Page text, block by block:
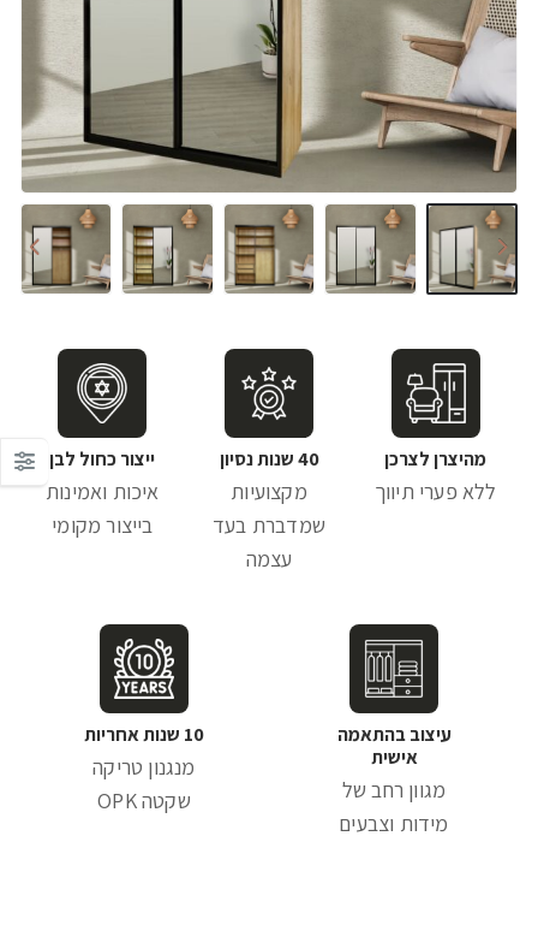
מהיצרן לצרכן
ללא פערי תיווך
40 שנות נסיון
מקצועיות
שמדברת בעד
עצמה
ייצור כחול לבן
איכות ואמינות
בייצור מקומי
עיצוב בהתאמה
אישית
מגוון רחב של
מידות וצבעים
10 שנות אחריות
מנגנון טריקה
שקטה OPK